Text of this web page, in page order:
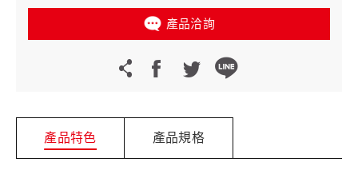
產品洽詢
產品特色 產品規格